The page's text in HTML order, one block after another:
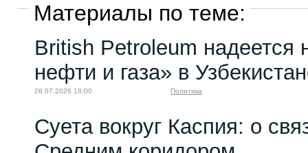
Материалы по теме:
British Petroleum надеется
нефти и газа» в
28.07.2026 18:00 Политика
Суета вокруг Каспия: о